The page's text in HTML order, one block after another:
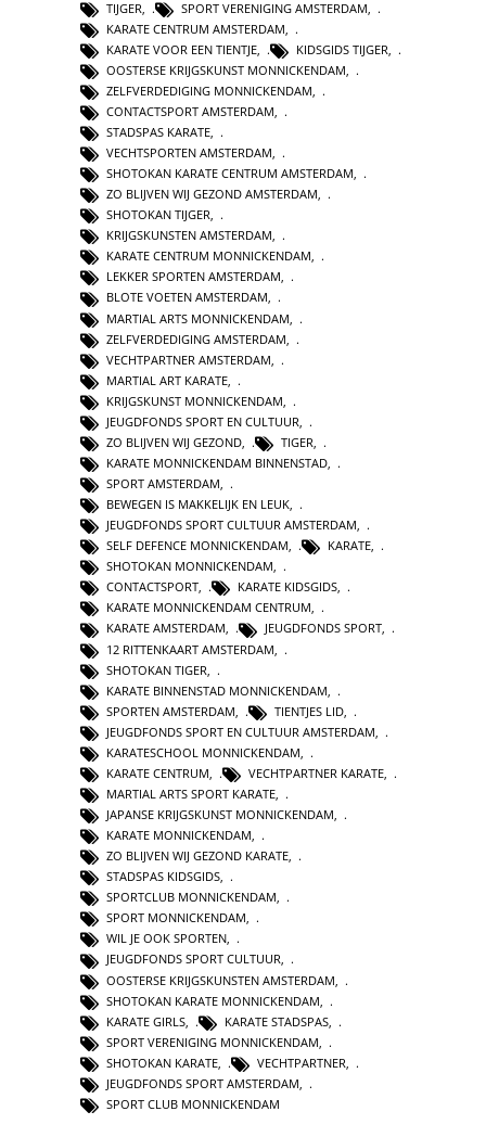
TIJGER SPORT VERENIGING AMSTERDAM
KARATE CENTRUM AMSTERDAM
KARATE VOOR EEN TIENTJE
KIDSGIDS TIJGER
OOSTERSE KRIJGSKUNST MONNICKENDAM
ZELFVERDEDIGING MONNICKENDAM
CONTACTSPORT AMSTERDAM
STADSPAS KARATE
VECHTSPORTEN AMSTERDAM,
SHOTOKAN KARATE CENTRUM AMSTERDAM,
ZO BLIJVEN WIJ GEZOND AMSTERDAM,
SHOTOKAN TIJGER,
KRIJGSKUNSTEN AMSTERDAM,
KARATE CENTRUM MONNICKENDAM,
LEKKER SPORTEN AMSTERDAM,
BLOTE VOETEN AMSTERDAM,
MARTIAL ARTS MONNICKENDAM
ZELFVERDEDIGING AMSTERDAM
VECHTPARTNER AMSTERDAM
MARTIAL ART KARATE
KRIJGSKUNST MONNICKENDAM
JEUGDFONDS SPORT EN CULTUUR
ZO BLIJVEN WIJ GEZOND
TIGER
KARATE MONNICKENDAM BINNENSTAD
SPORT AMSTERDAM,
BEWEGEN IS MAKKELIJK EN LEUK,
JEUGDFONDS SPORT CULTUUR AMSTERDAM,
SELF DEFENCE MONNICKENDAM, KARATE,
SHOTOKAN MONNICKENDAM,
CONTACTSPORT, KARATE KIDSGIDS,
KARATE MONNICKENDAM CENTRUM,
KARATE AMSTERDAM, JEUGDFONDS SPORT,
12 RITTENKAART AMSTERDAM
SHOTOKAN TIGER
KARATE BINNENSTAD MONNICKENDAM
SPORTEN AMSTERDAM
TIENTJES LID
JEUGDFONDS SPORT EN CULTUUR AMSTERDAM
KARATESCHOOL MONNICKENDAM
KARATE CENTRUM
VECHTPARTNER KARATE
MARTIAL ARTS SPORT KARATE
JAPANSE KRIJGSKUNST MONNICKENDAM,
KARATE MONNICKENDAM,
ZO BLIJVEN WIJ GEZOND KARATE,
STADSPAS KIDSGIDS,
SPORTCLUB MONNICKENDAM,
SPORT MONNICKENDAM,
WIL JE OOK SPORTEN,
JEUGDFONDS SPORT CULTUUR,
OOSTERSE KRIJGSKUNSTEN AMSTERDAM
SHOTOKAN KARATE MONNICKENDAM
KARATE GIRLS
KARATE STADSPAS
SPORT VERENIGING MONNICKENDAM
SHOTOKAN KARATE
VECHTPARTNER
JEUGDFONDS SPORT AMSTERDAM
SPORT CLUB MONNICKENDAM